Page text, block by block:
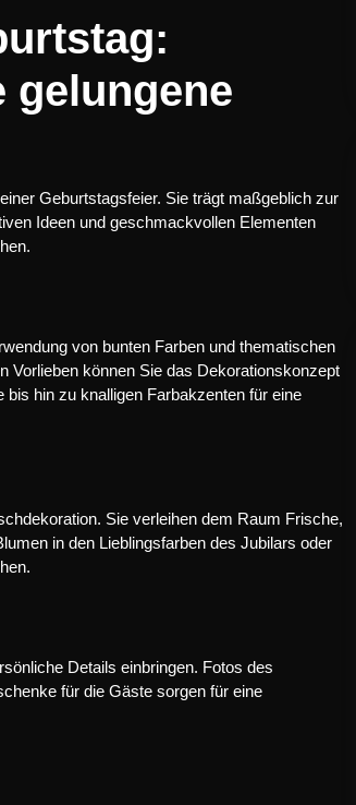
gelungene
Geburtstagsfeier. Sie trägt maßgeblich zur
Ideen und geschmackvollen Elementen
von bunten Farben und thematischen
Vorlieben können Sie das Dekorationskonzept
hin zu knalligen Farbakzenten für eine
Sie verleihen dem Raum Frische,
in den Lieblingsfarben des Jubilars oder
Details einbringen. Fotos des
für die Gäste sorgen für eine